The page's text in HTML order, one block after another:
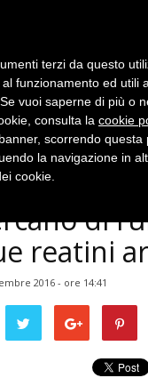
di
reatini
2016 - ore 14:41
terzi da questo
funzionamento ed utili
vuoi saperne di più o
consulta la cookie
scorrendo questa
la navigazione in
cookie.